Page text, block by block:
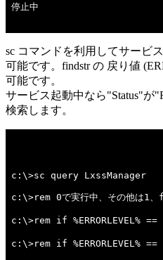
停止中
sc コマンドを利用してサービ
可能です。findstr の 戻り値
可能です。
サービス起動中なら"Status"が
検索します。
c:\>sc query
c:\>rem 0で実行中、その他は1
c:\>rem if %ERRORLEVEL%
c:\>rem if %ERRORLEVEL%